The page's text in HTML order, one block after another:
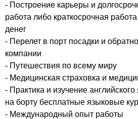
- Построение карьеры и
работа либо краткосрочная
денег
- Перелет в порт посадки и
компании
- Путешествия по всему миру
- Медицинская страховка и
- Практика и изучение
на борту бесплатные языковые
- Международный опыт работы